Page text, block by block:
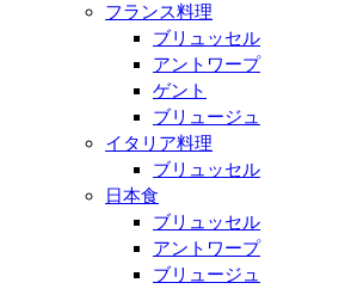
フランス料理
ブリュッセル
アントワープ
ゲント
ブリュージュ
イタリア料理
ブリュッセル
日本食
ブリュッセル
アントワープ
ブリュージュ